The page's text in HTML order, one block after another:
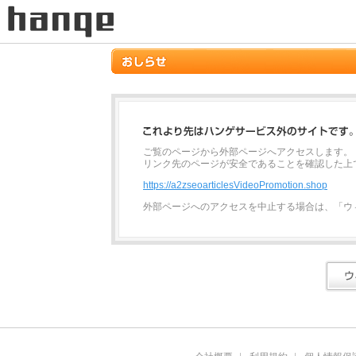
ご覧のページから外部ページへアクセスします。
リンク先のページが安全であることを確認した
https://a2zseoarticlesVideoPromotion.shop
外部ページへのアクセスを中止する場合は、「